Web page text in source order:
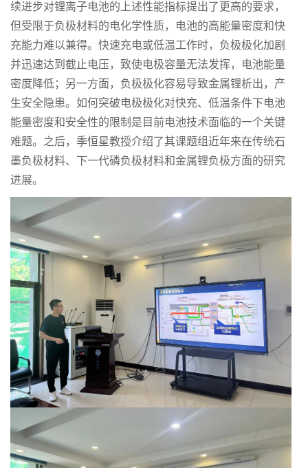
续进步对锂离子电池的上述性能指标提出了更高的要求，
但受限于负极材料的电化学性质，电池的高能量密度和快
充能力难以兼得。快速充电或低温工作时，负极极化加剧
并迅速达到截止电压，致使电极容量无法发挥，电池能量
密度降低；另一方面，负极极化容易导致金属锂析出，产
生安全隐患。如何突破电极极化对快充、低温条件下电池
能量密度和安全性的限制是目前电池技术面临的一个关键
难题。之后，季恒星教授介绍了其课题组近年来在传统石
墨负极材料、下一代磷负极材料和金属锂负极方面的研究
进展。